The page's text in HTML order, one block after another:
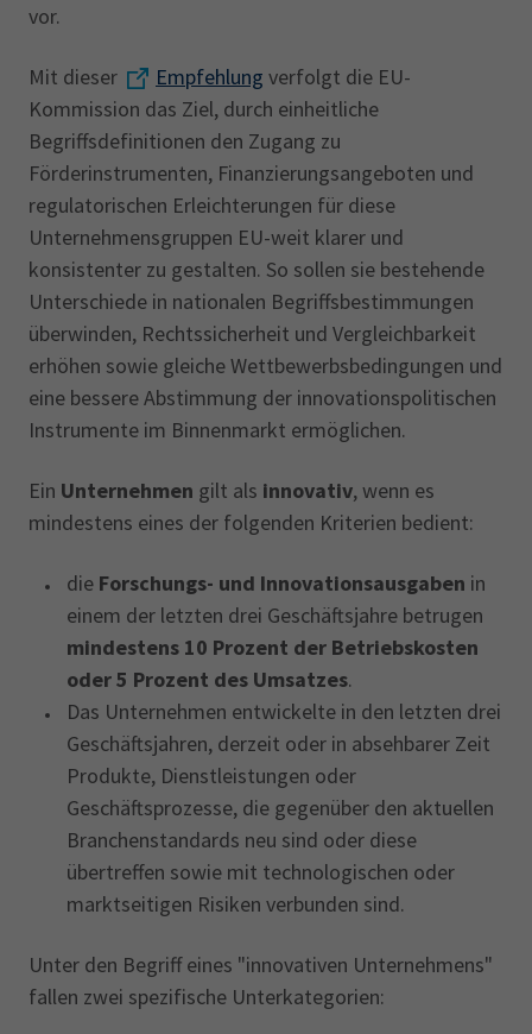
vor.
Mit dieser Empfehlung verfolgt die EU-
Kommission das Ziel, durch einheitliche
Begriffsdefinitionen den Zugang zu
Förderinstrumenten, Finanzierungsangeboten und
regulatorischen Erleichterungen für diese
Unternehmensgruppen EU-weit klarer und
konsistenter zu gestalten. So sollen sie bestehende
Unterschiede in nationalen Begriffsbestimmungen
überwinden, Rechtssicherheit und Vergleichbarkeit
erhöhen sowie gleiche Wettbewerbsbedingungen und
eine bessere Abstimmung der innovationspolitischen
Instrumente im Binnenmarkt ermöglichen.
Ein Unternehmen gilt als innovativ, wenn es
mindestens eines der folgenden Kriterien bedient:
die Forschungs- und Innovationsausgaben in
einem der letzten drei Geschäftsjahre betrugen
mindestens 10 Prozent der Betriebskosten
oder 5 Prozent des Umsatzes.
Das Unternehmen entwickelte in den letzten drei
Geschäftsjahren, derzeit oder in absehbarer Zeit
Produkte, Dienstleistungen oder
Geschäftsprozesse, die gegenüber den aktuellen
Branchenstandards neu sind oder diese
übertreffen sowie mit technologischen oder
marktseitigen Risiken verbunden sind.
Unter den Begriff eines "innovativen Unternehmens"
fallen zwei spezifische Unterkategorien: